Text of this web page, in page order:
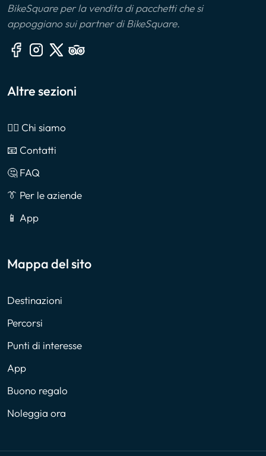
BikeSquare per la vendita di pacchetti che si
appoggiano sui partner di BikeSquare.
Altre sezioni
🙎‍♂️ Chi siamo
📧 Contatti
🤔 FAQ
👔 Per le aziende
📱 App
Mappa del sito
Destinazioni
Percorsi
Punti di interesse
App
Buono regalo
Noleggia ora